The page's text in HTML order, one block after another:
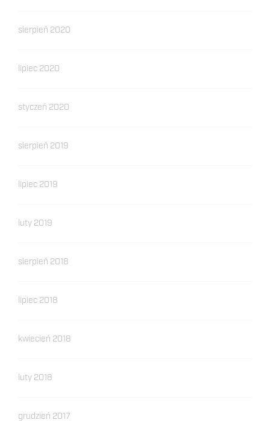
sierpień 2020
lipiec 2020
styczeń 2020
sierpień 2019
lipiec 2019
luty 2019
sierpień 2018
lipiec 2018
kwiecień 2018
luty 2018
grudzień 2017